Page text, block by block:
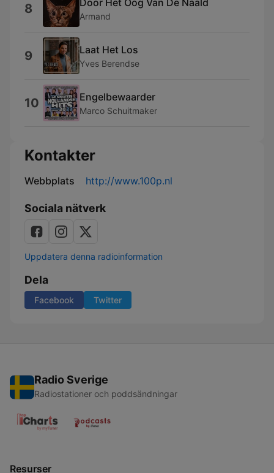
8 Armand
9 Laat Het Los
Yves Berendse
10 Engelbewaarder
Marco Schuitmaker
Kontakter
Webbplats http://www.100p.nl
Sociala nätverk
Uppdatera denna radioinformation
Dela
Facebook Twitter
Radio Sverige
Radiostationer och poddsändningar
Resurser